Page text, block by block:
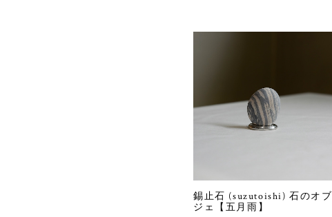
錫止石 (suzutoishi) 石のオブ
ジェ【五月雨】